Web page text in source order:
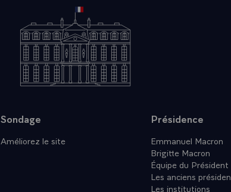
Sondage
Améliorez le site
Présidence
Emmanuel Macron
Brigitte Macron
Équipe du Président
Les anciens
Les institutions